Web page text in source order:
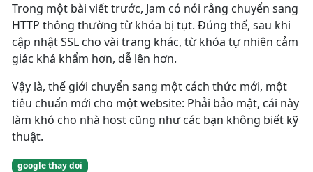
Trong một bài viết trước, Jam có nói rằng chuyển sang
HTTP thông thường từ khóa bị tụt. Đúng thế, sau khi
cập nhật SSL cho vài trang khác, từ khóa tự nhiên cảm
giác khá khẩm hơn, dễ lên hơn.
Vậy là, thế giới chuyển sang một cách thức mới, một
tiêu chuẩn mới cho một website: Phải bảo mật, cái này
làm khó cho nhà host cũng như các bạn không biết kỹ
thuật.
google thay doi